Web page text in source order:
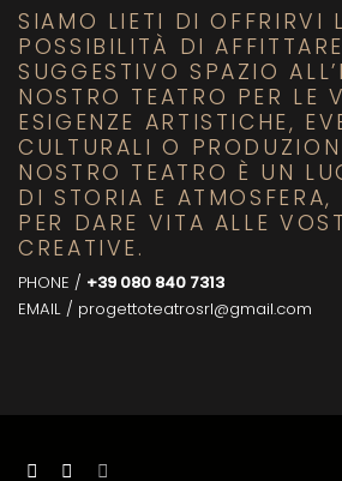
SIAMO LIETI DI OFFRIRVI
POSSIBILITÀ DI
SUGGESTIVO SPAZIO
NOSTRO TEATRO PER LE
ESIGENZE ARTISTICHE,
CULTURALI O
NOSTRO TEATRO È UN
DI STORIA E ATMOSFERA,
PER DARE VITA ALLE
CREATIVE.
PHONE / +39 080 840 7313
EMAIL / progettoteatrosrl@gmail.com